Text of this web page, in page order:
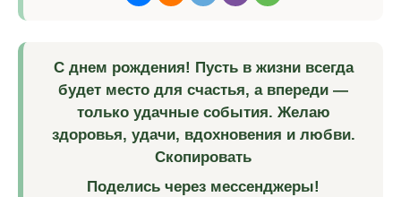
С днем рождения! Пусть в жизни всегда
будет место для счастья, а впереди —
только удачные события. Желаю
здоровья, удачи, вдохновения и любви.
Скопировать
Поделись через мессенджеры!